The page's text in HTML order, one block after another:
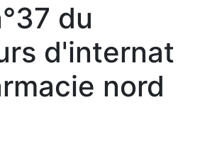
du
d'internat
nord